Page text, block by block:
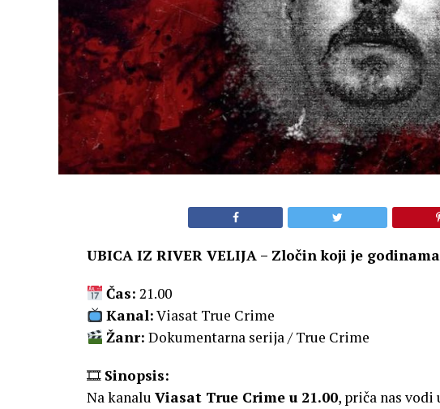
UBICA IZ RIVER VELIJA – Zločin koji je
Čas: 21.00
Kanal:Viasat True Crime
Žanr: Dokumentarna serija / True Crime
🎞 Sinopsis:
Na kanalu Viasat True Crime u 21.00, priča nas vodi